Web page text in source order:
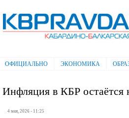
Электронная газета "Кабардино-
Балкарская правда"
Главное меню
ОФИЦИАЛЬНО ЭКОНОМИКА
Инфляция в КБР остаётся
4 мая, 2026 - 11:25